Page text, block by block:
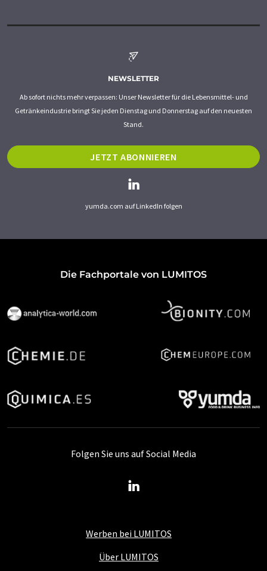
NEWSLETTER
Ab sofort nichts mehr verpassen: Unser Newsletter für die Lebensmittel- und
Getränkeindustrie bringt Sie jeden Dienstag und Donnerstag auf den neuesten
Stand.
JETZT ABONNIEREN
yumda.com auf LinkedIn folgen
Die Fachportale von LUMITOS
Werben bei LUMITOS
Über LUMITOS
Folgen Sie uns auf Social Media